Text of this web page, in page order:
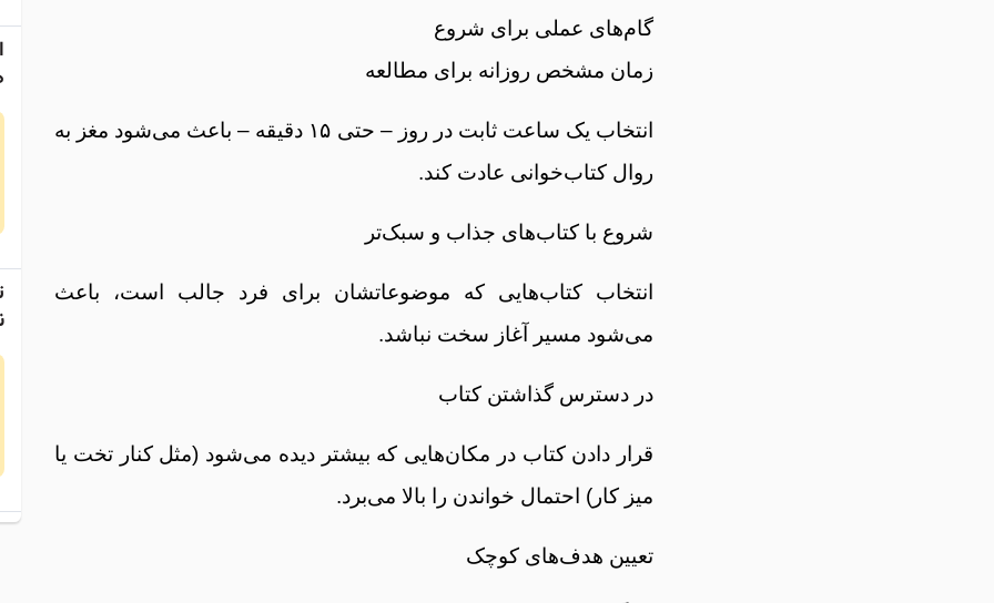
گام‌های عملی برای شروع
زمان مشخص روزانه برای مطالعه
انتخاب یک ساعت ثابت در روز – حتی ۱۵ دقیقه – باعث می‌شود مغز به
روال کتاب‌خوانی عادت کند.
شروع با کتاب‌های جذاب و سبک‌تر
انتخاب کتاب‌هایی که موضوعاتشان برای فرد جالب است، باعث
می‌شود مسیر آغاز سخت نباشد.
در دسترس گذاشتن کتاب
قرار دادن کتاب در مکان‌هایی که بیشتر دیده می‌شود (مثل کنار تخت یا
میز کار) احتمال خواندن را بالا می‌برد.
تعیین هدف‌های کوچک